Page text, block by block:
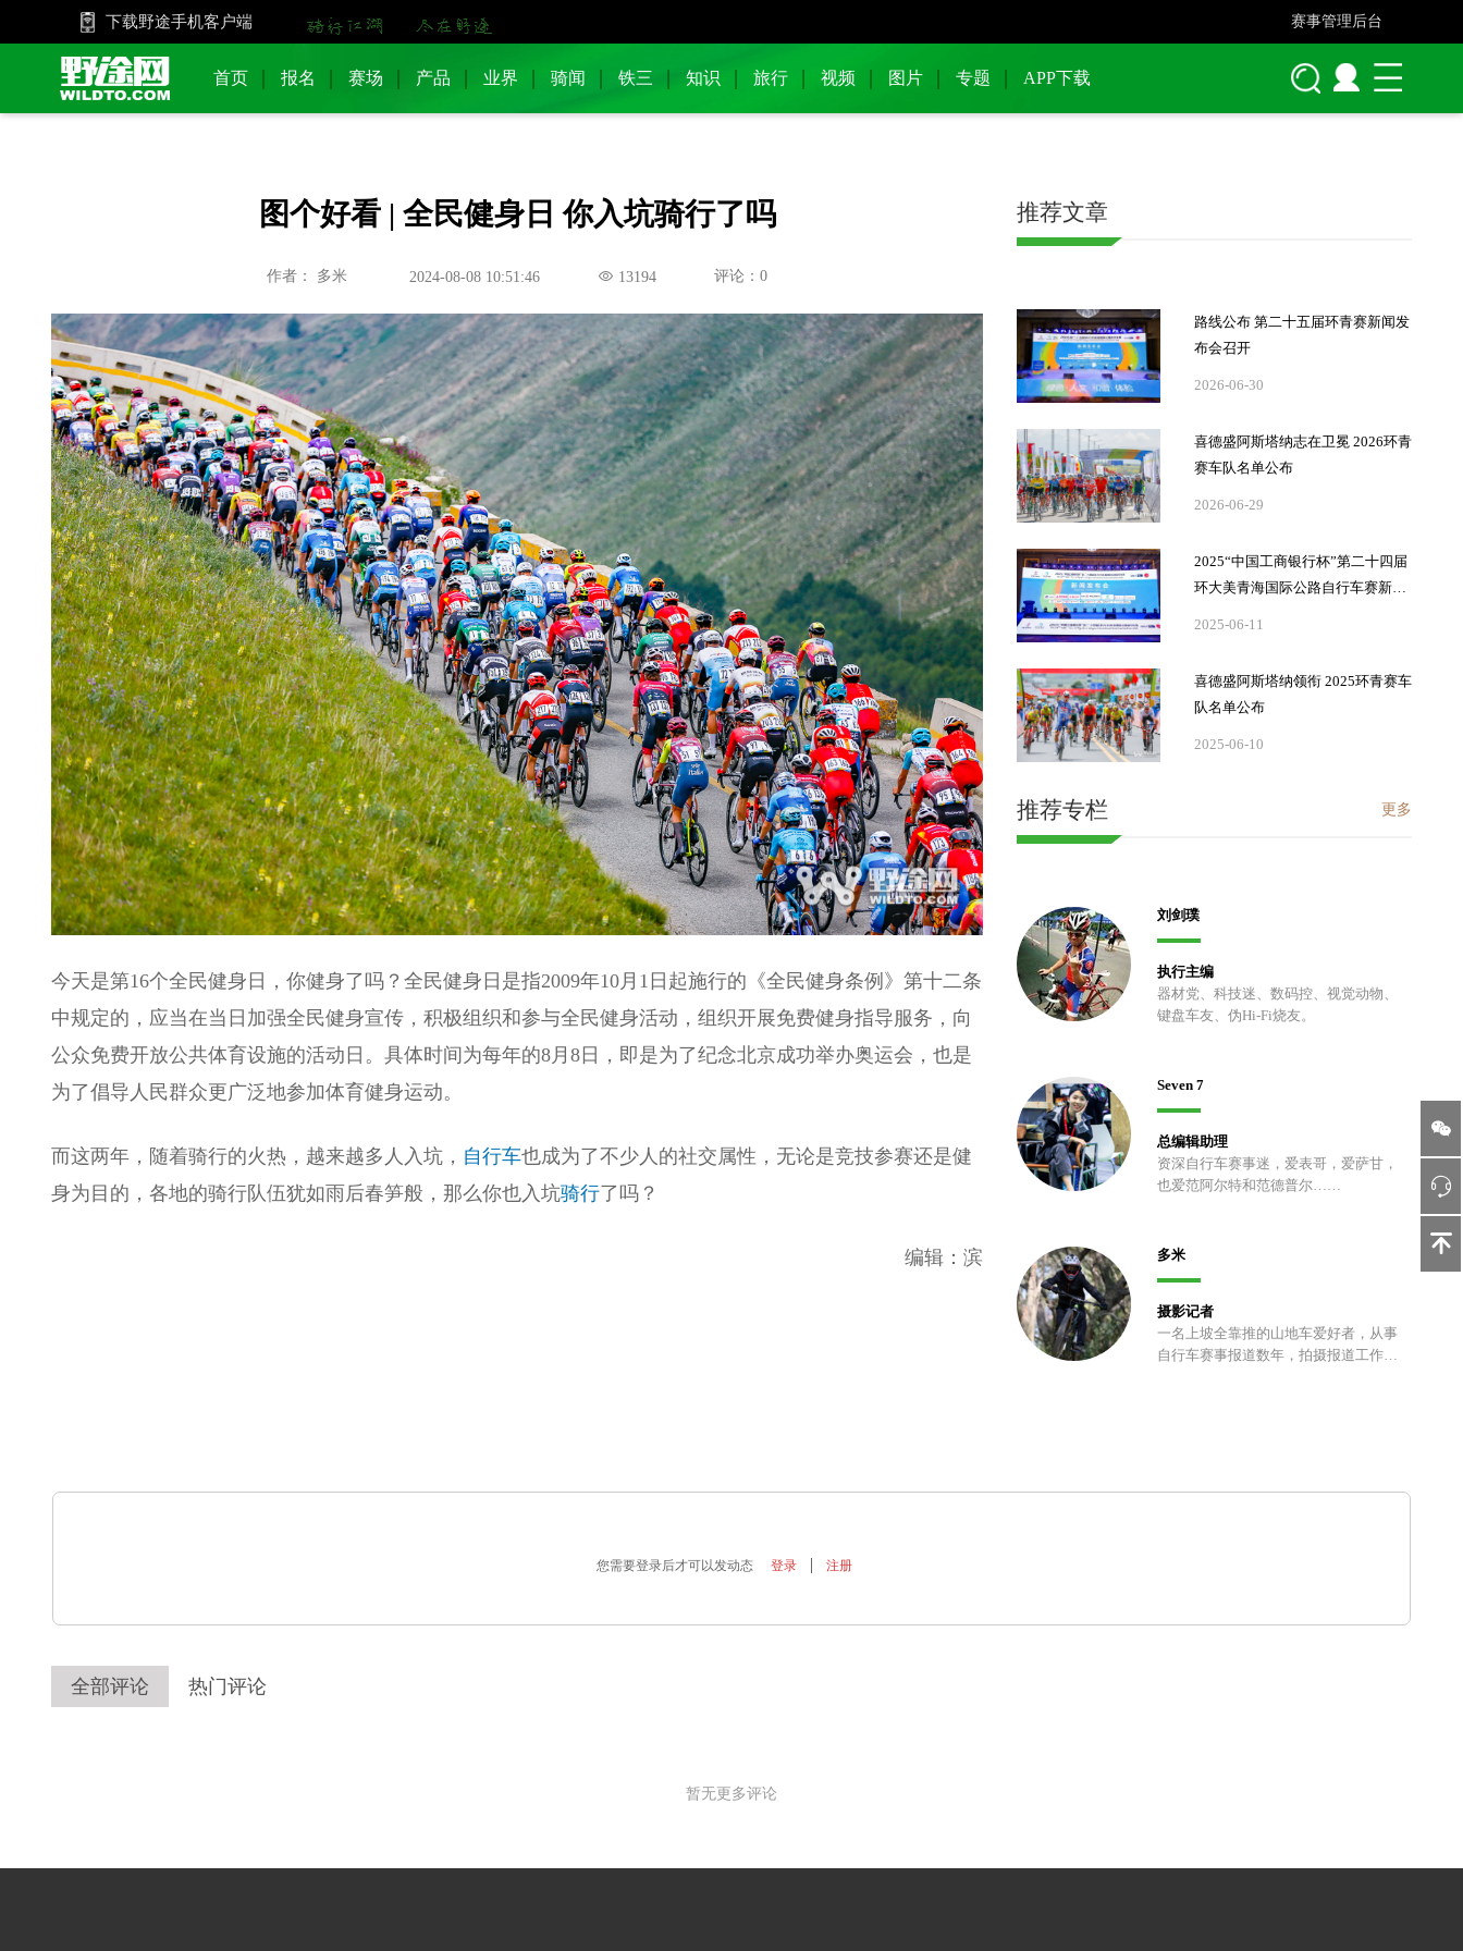
下载野途手机客户端 赛事管理后台
首页 报名 赛场 产品 业界 骑闻 铁三 知识 旅行 视频 图片 专题 APP下载
图个好看 | 全民健身日 你入坑骑行了吗
作者： 多米 2024-08-08 10:51:46 13194 评论：0
今天是第16个全民健身日，你健身了吗？全民健身日是指2009年10月1日起施行的《全民健身条例》第十二条
中规定的，应当在当日加强全民健身宣传，积极组织和参与全民健身活动，组织开展免费健身指导服务，向
公众免费开放公共体育设施的活动日。具体时间为每年的8月8日，即是为了纪念北京成功举办奥运会，也是
为了倡导人民群众更广泛地参加体育健身运动。
而这两年，随着骑行的火热，越来越多人入坑， 自行车也成为了不少人的社交属性，无论是竞技参赛还是健
身为目的，各地的骑行队伍犹如雨后春笋般，那么你也入坑骑行了吗？
编辑：滨
推荐文章
路线公布 第二十五届环青赛新闻发
布会召开
2026-06-30
喜德盛阿斯塔纳志在卫冕 2026环青
赛车队名单公布
2026-06-29
2025“中国工商银行杯”第二十四届
环大美青海国际公路自行车赛新闻
2025-06-11
喜德盛阿斯塔纳领衔 2025环青赛车
队名单公布
2025-06-10
推荐专栏 更多
刘剑璞
执行主编
器材党、科技迷、数码控、视觉动物、
键盘车友、伪Hi-Fi烧友。
Seven 7
总编辑助理
资深自行车赛事迷，爱表哥，爱萨甘，
也爱范阿尔特和范德普尔……
多米
摄影记者
一名上坡全靠推的山地车爱好者，从事
自行车赛事报道数年，拍摄报道工作之
您需要登录后才可以发动态 登录 注册
全部评论 热门评论
暂无更多评论